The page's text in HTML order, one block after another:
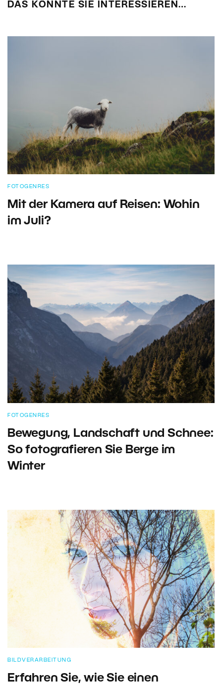
DAS KÖNNTE SIE INTERESSIEREN…
FOTOGENRES
Mit der Kamera auf Reisen: Wohin
im Juli?
FOTOGENRES
Bewegung, Landschaft und Schnee:
So fotografieren Sie Berge im
Winter
BILDVERARBEITUNG
Erfahren Sie, wie Sie einen